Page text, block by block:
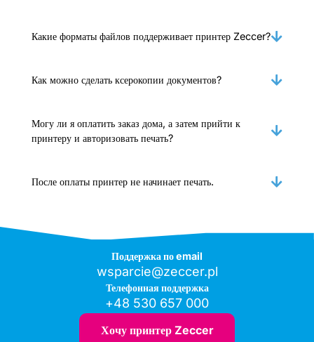
Какие форматы файлов поддерживает принтер Zeccer?
Как можно сделать ксерокопии документов?
Могу ли я оплатить заказ дома, а затем прийти к
принтеру и авторизовать печать?
После оплаты принтер не начинает печать.
Поддержка по email
wsparcie@zeccer.pl
Телефонная поддержка
+48 530 657 000
Хочу принтер Zeccer